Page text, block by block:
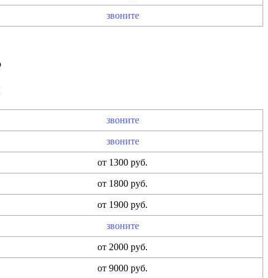
звоните
звоните
звоните
от 1300 руб.
от 1800 руб.
от 1900 руб.
звоните
от 2000 руб.
от 9000 руб.